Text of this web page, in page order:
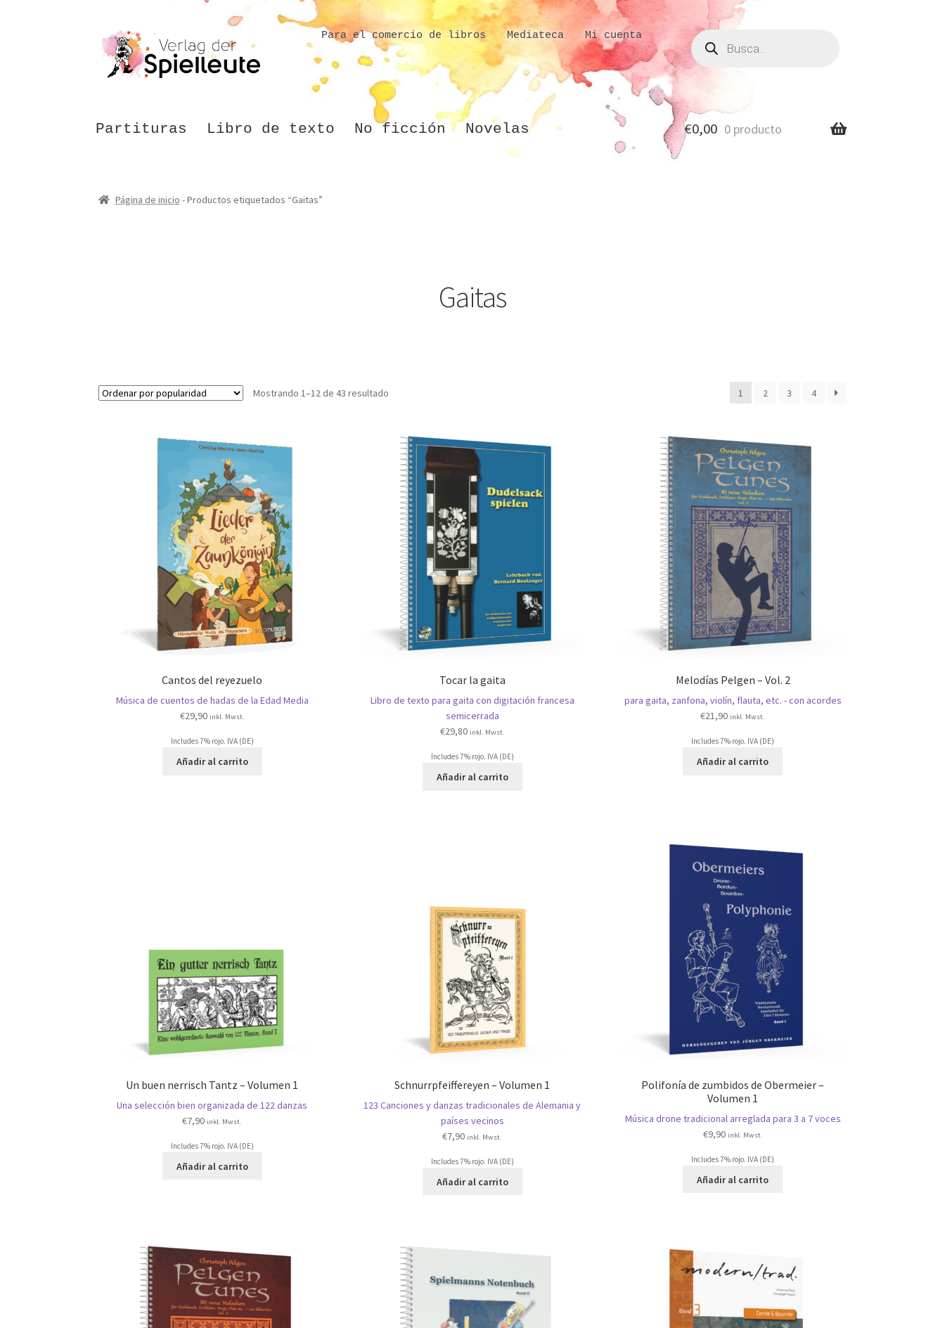
Ir
a
Ir
al
contenido
Para el comercio de libros Mediateca Mi cuenta Búsqueda
de
productos
Partituras Libro de texto No ficción Novelas €0,00 0 producto
Página de inicio -Productos etiquetados “Gaitas”
Gaitas
Mostrando 1–12 de 43 resultado 1 2 3 4
Cantos del reyezuelo
Música de cuentos de hadas de la Edad Media
€29,90 inkl. Mwst.
Includes 7% rojo. IVA (DE)
Añadir al carrito
Tocar la gaita
Libro de texto para gaita con digitación francesa
semicerrada
€29,80 inkl. Mwst.
Includes 7% rojo. IVA (DE)
Añadir al carrito
Melodías Pelgen – Vol. 2
para gaita, zanfona, violín, flauta, etc. - con acordes
€21,90 inkl. Mwst.
Includes 7% rojo. IVA (DE)
Añadir al carrito
Un buen nerrisch Tantz – Volumen 1
Una selección bien organizada de 122 danzas
€7,90 inkl. Mwst.
Includes 7% rojo. IVA (DE)
Añadir al carrito
Schnurrpfeiffereyen – Volumen 1
123 Canciones y danzas tradicionales de Alemania y
países vecinos
€7,90 inkl. Mwst.
Includes 7% rojo. IVA (DE)
Añadir al carrito
Polifonía de zumbidos de Obermeier –
Volumen 1
Música drone tradicional arreglada para 3 a 7 voces
€9,90 inkl. Mwst.
Includes 7% rojo. IVA (DE)
Añadir al carrito